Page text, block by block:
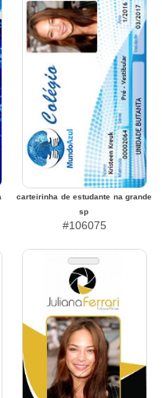
carteirinha de estudante na grande
sp
#106075